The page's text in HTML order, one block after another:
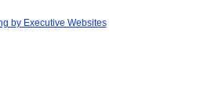
by Executive Websites